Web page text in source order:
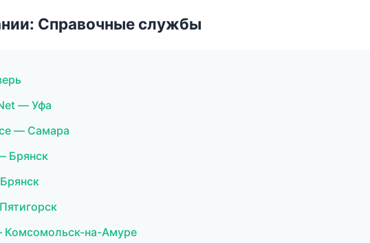
Справочные службы
— Уфа
— Самара
Брянск
Комсомольск-на-Амуре